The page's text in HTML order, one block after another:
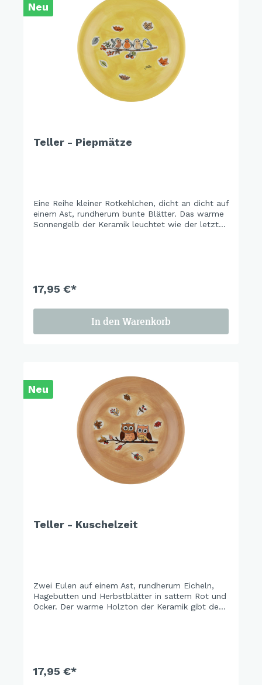
Neu
Teller - Piepmätze
Eine Reihe kleiner Rotkehlchen, dicht an dicht auf
einem Ast, rundherum bunte Blätter. Das warme
Sonnengelb der Keramik leuchtet wie der letzte
17,95 €*
In den Warenkorb
Neu
Teller - Kuschelzeit
Zwei Eulen auf einem Ast, rundherum Eicheln,
Hagebutten und Herbstblätter in sattem Rot und
Ocker. Der warme Holzton der Keramik gibt dem
17,95 €*